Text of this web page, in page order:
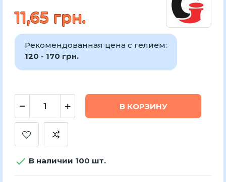
11,65 грн.
Рекомендованная цена с гелием:
120 - 170 грн.
В КОРЗИНУ
 В наличии 100 шт.